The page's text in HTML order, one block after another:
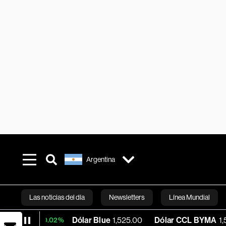
Argentina
Las noticias del día Newsletters Línea Mundial
Bloomberg
Dólar Blue 1,525.00 Dólar CCL BYMA 1,578.74